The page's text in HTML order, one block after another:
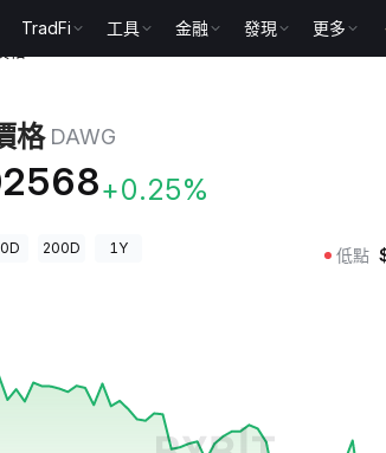
TradFi 工具 金融 發現 更多
格 DAWG
+0.25%
200D 1Y 低點